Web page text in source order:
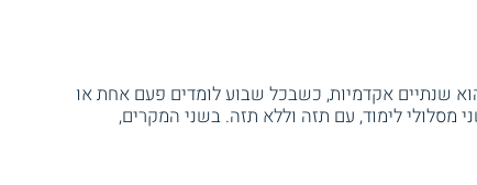
שנתיים אקדמיות, כשבכל שבוע לומדים פעם אחת או
לימוד, עם תזה וללא תזה. בשני המקרים,